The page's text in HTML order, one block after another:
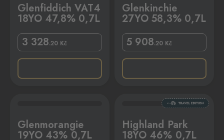
Glenfiddich VAT4
18YO 47,8% 0,7L
3 328.20 Kč
Glenkinchie
27YO 58,3% 0,7L
5 908.20 Kč
Glenmorangie
19YO 43% 0,7L
Highland Park
18YO 46% 0,7L